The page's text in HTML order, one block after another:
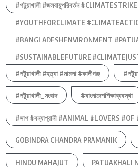
#পটুয়াখালী #জলবায়ুপরিবর্তন
#YOUTHFORCLIMATE
#BANGLADESHENVIRONMENT
#SUSTAINABLEFUTURE
#পটুয়াখালী #হত্যা #মামলা #কালীগঞ্জ
#পটুয়াখালী_সংবাদ #বাংলাদেশশিক্ষাব্যবস্থা
#সাপ #বন্যাপ্রানী #ANIMAL #LOVERS
GOBINDRA CHANDRA PRAMANIK
HINDU MAHAJUT PATUAKHALI